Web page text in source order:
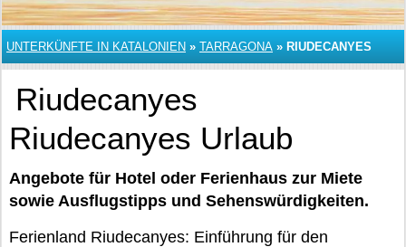
UNTERKÜNFTE IN KATALONIEN » TARRAGONA » RIUDECANYES
Riudecanyes
Riudecanyes Urlaub
Angebote für Hotel oder Ferienhaus zur Miete
sowie Ausflugstipps und Sehenswürdigkeiten.
Ferienland Riudecanyes: Einführung für den